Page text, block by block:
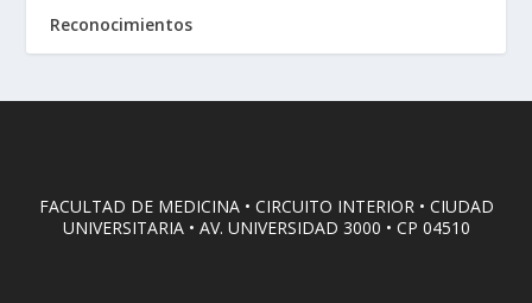
Reconocimientos
FACULTAD DE MEDICINA • CIRCUITO INTERIOR • CIUDAD
UNIVERSITARIA • AV. UNIVERSIDAD 3000 • CP 04510